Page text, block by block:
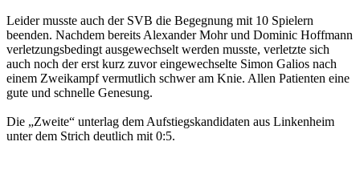
Leider musste auch der SVB die Begegnung mit 10 Spielern
beenden. Nachdem bereits Alexander Mohr und Dominic Hoffmann
verletzungsbedingt ausgewechselt werden musste, verletzte sich
auch noch der erst kurz zuvor eingewechselte Simon Galios nach
einem Zweikampf vermutlich schwer am Knie. Allen Patienten eine
gute und schnelle Genesung.
Die „Zweite“ unterlag dem Aufstiegskandidaten aus Linkenheim
unter dem Strich deutlich mit 0:5.